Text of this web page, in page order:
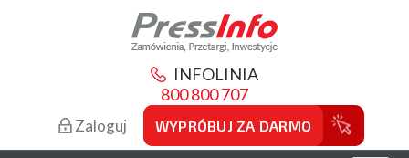
INFOLINIA
800 800 707
Zaloguj WYPRÓBUJ ZA DARMO